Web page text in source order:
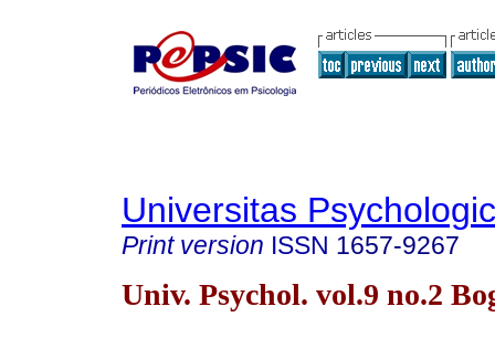
Universitas
Print version ISSN 1657-9267
Univ. Psychol. vol.9 no.2